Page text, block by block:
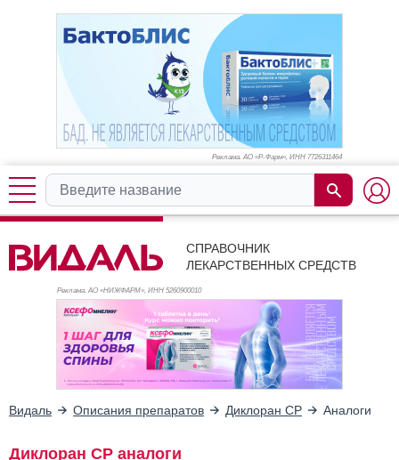
Реклама. АО «Р-Фарм», ИНН 7726311464
СПРАВОЧНИК
ЛЕКАРСТВЕННЫХ СРЕДСТВ
Реклама. АО «НИЖФАРМ», ИНН 5260900010
Видаль Описания препаратов Диклоран СР Аналоги
Диклоран СР аналоги